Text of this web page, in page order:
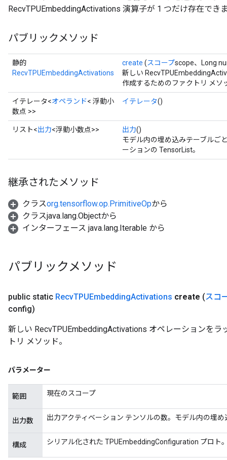
RecvTPUEmbeddingActivations 演算子が 1 つだけ存在でき
パブリックメソッド
静的
RecvTPUEmbeddingActivations
create (スコープscope、Long
新しい
作成するためのファクトリ メソ
イテレータ<オペランド< 浮動小
数点 >>
イテレータ()
リスト<出力<浮動小数点>> 出力()
モデル内の埋め込みテーブルご
ーションの TensorList。
継承されたメソッド
クラスorg.tensorflow.op.PrimitiveOpから
クラスjava.lang.Objectから
インターフェース java.lang.Iterable から
パブリックメソッド
public static RecvTPUEmbeddingActivations create (スコ
config)
新しい RecvTPUEmbeddingActivations オペレーションを
トリ メソッド。
パラメーター
範囲 現在のスコープ
出力数 出力アクティベーション テンソルの数。モデル内の埋
構成 シリアル化された TPUEmbeddingConfiguration プロト